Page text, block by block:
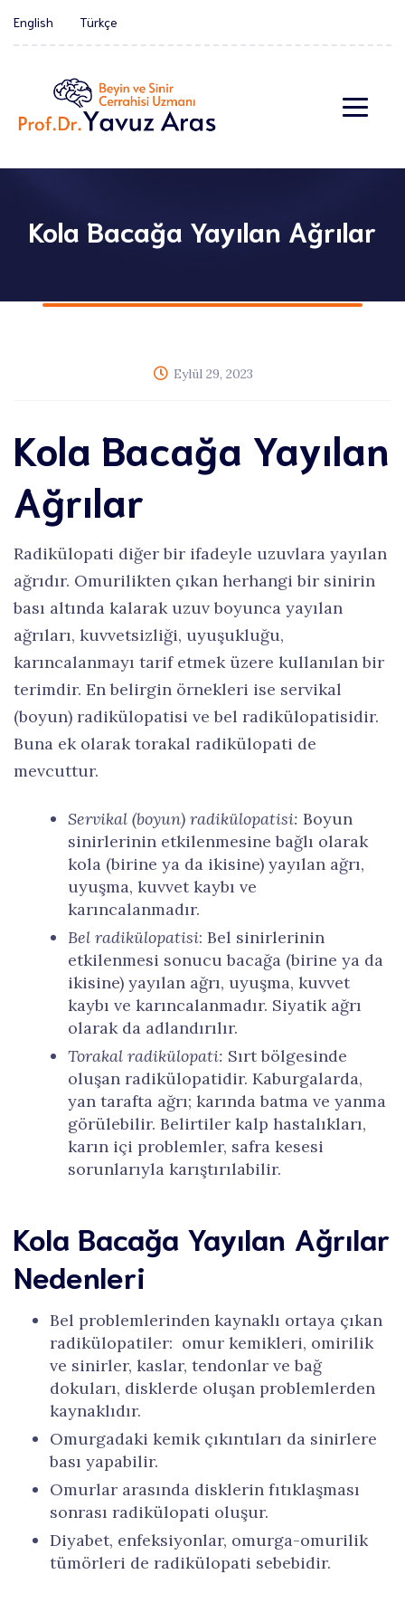
English Türkçe
Kola Bacağa Yayılan Ağrılar
Eylül 29, 2023
Kola Bacağa Yayılan
Ağrılar
Radikülopati diğer bir ifadeyle uzuvlara yayılan
ağrıdır. Omurilikten çıkan herhangi bir sinirin
bası altında kalarak uzuv boyunca yayılan
ağrıları, kuvvetsizliği, uyuşukluğu,
karıncalanmayı tarif etmek üzere kullanılan bir
terimdir. En belirgin örnekleri ise servikal
(boyun) radikülopatisi ve bel radikülopatisidir.
Buna ek olarak torakal radikülopati de
mevcuttur.
Servikal (boyun) radikülopatisi: Boyun
sinirlerinin etkilenmesine bağlı olarak
kola (birine ya da ikisine) yayılan ağrı,
uyuşma, kuvvet kaybı ve
karıncalanmadır.
Bel radikülopatisi: Bel sinirlerinin
etkilenmesi sonucu bacağa (birine ya da
ikisine) yayılan ağrı, uyuşma, kuvvet
kaybı ve karıncalanmadır. Siyatik ağrı
olarak da adlandırılır.
Torakal radikülopati: Sırt bölgesinde
oluşan radikülopatidir. Kaburgalarda,
yan tarafta ağrı; karında batma ve yanma
görülebilir. Belirtiler kalp hastalıkları,
karın içi problemler, safra kesesi
sorunlarıyla karıştırılabilir.
Kola Bacağa Yayılan Ağrılar
Nedenleri
Bel problemlerinden kaynaklı ortaya çıkan
radikülopatiler: omur kemikleri, omirilik
ve sinirler, kaslar, tendonlar ve bağ
dokuları, disklerde oluşan problemlerden
kaynaklıdır.
Omurgadaki kemik çıkıntıları da sinirlere
bası yapabilir.
Omurlar arasında disklerin fıtıklaşması
sonrası radikülopati oluşur.
Diyabet, enfeksiyonlar, omurga-omurilik
tümörleri de radikülopati sebebidir.